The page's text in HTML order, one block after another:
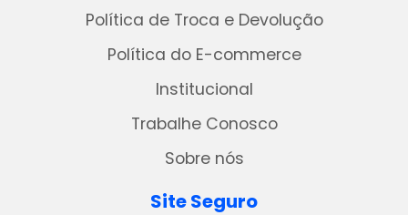
Política de Troca e Devolução
Política do E-commerce
Institucional
Trabalhe Conosco
Sobre nós
Site Seguro